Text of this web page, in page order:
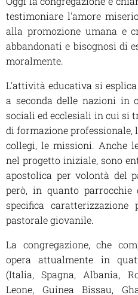
testimoniare l'amore
alla promozione umana e
abbandonati e bisognosi di
moralmente.
L'attività educativa si
a seconda delle nazioni in
sociali ed ecclesiali in cui si
di formazione professionale,
collegi, le missioni. Anche
nel progetto iniziale, sono
apostolica per volontà del
però, in quanto parrocchie
specifica
pastorale giovanile.
La congregazione, che
opera attualmente in
(Italia, Spagna, Albania,
Leone, Guinea Bissau,